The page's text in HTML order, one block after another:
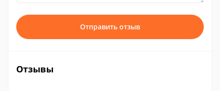
Отправить отзыв
Отзывы